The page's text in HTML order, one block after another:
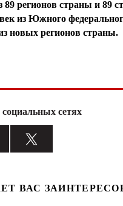
89 регионов страны и 89
из Южного
новых регионов страны.
сетях
ВАС